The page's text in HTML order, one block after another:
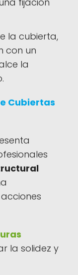
la cubierta,
con un
la
Cubiertas
acciones
la solidez y